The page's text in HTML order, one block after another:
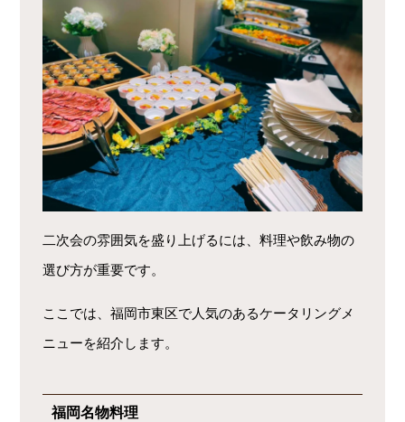
二次会の雰囲気を盛り上げるには、料理や飲み物の
選び方が重要です。
ここでは、福岡市東区で人気のあるケータリングメ
ニューを紹介します。
福岡名物料理